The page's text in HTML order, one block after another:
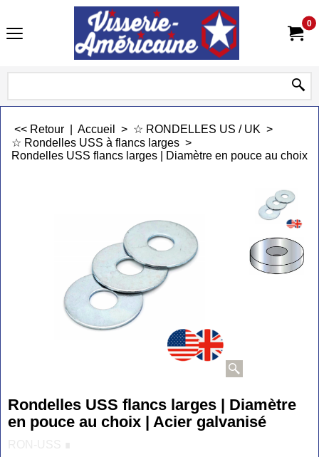
0
<< Retour Accueil > ☆ RONDELLES US / UK >
☆ Rondelles USS à flancs larges >
Rondelles USS flancs larges | Diamètre en pouce au choix |
Rondelles USS flancs larges | Diamètre
en pouce au choix | Acier galvanisé